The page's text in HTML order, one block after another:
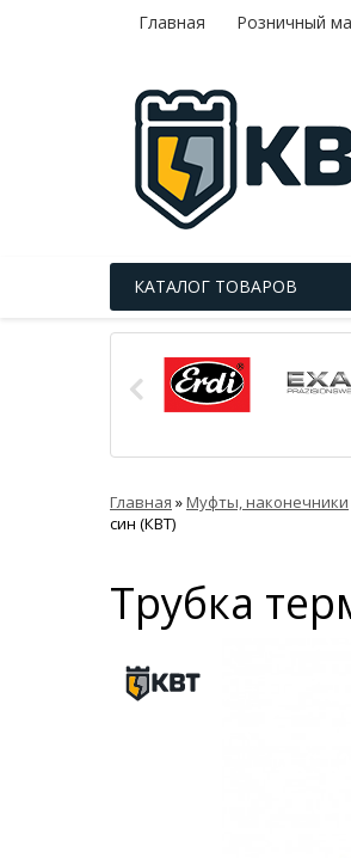
Главная Розничный
КАТАЛОГ ТОВАРОВ
Главная »Муфты, наконечники
син (КВТ)
Трубка